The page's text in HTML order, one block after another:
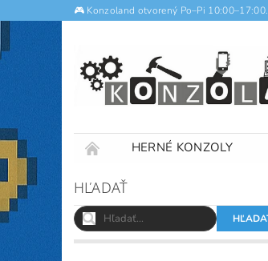
🎮 Konzoland otvorený Po–Pi 10:00–17:00.
HERNÉ KONZOLY
NOTEBOOKY
HĽADAŤ